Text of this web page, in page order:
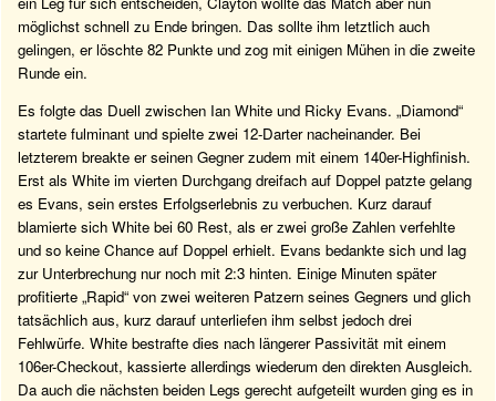
möglichst schnell zu Ende bringen. Das sollte ihm letztlich auch
gelingen, er löschte 82 Punkte und zog mit einigen Mühen in die zweite
Runde ein.
Es folgte das Duell zwischen Ian White und Ricky Evans. „Diamond“
startete fulminant und spielte zwei 12-Darter nacheinander. Bei
letzterem breakte er seinen Gegner zudem mit einem 140er-Highfinish.
Erst als White im vierten Durchgang dreifach auf Doppel patzte gelang
es Evans, sein erstes Erfolgserlebnis zu verbuchen. Kurz darauf
blamierte sich White bei 60 Rest, als er zwei große Zahlen verfehlte
und so keine Chance auf Doppel erhielt. Evans bedankte sich und lag
zur Unterbrechung nur noch mit 2:3 hinten. Einige Minuten später
profitierte „Rapid“ von zwei weiteren Patzern seines Gegners und glich
tatsächlich aus, kurz darauf unterliefen ihm selbst jedoch drei
Fehlwürfe. White bestrafte dies nach längerer Passivität mit einem
106er-Checkout, kassierte allerdings wiederum den direkten Ausgleich.
Da auch die nächsten beiden Legs gerecht aufgeteilt wurden ging es in